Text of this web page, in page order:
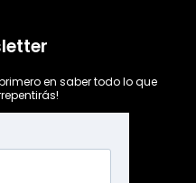
en saber todo lo que